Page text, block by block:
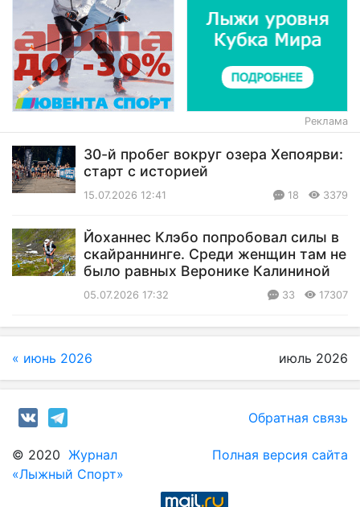
Реклама
30-й пробег вокруг озера Хепоярви:
старт с историей
15.07.2026 12:41 18 3379
Йоханнес Клэбо попробовал силы в
скайраннинге. Среди женщин там не
было равных Веронике Калининой
05.07.2026 17:32 33 17307
« июнь 2026 июль 2026
Обратная связь
© 2020 Журнал
«Лыжный Спорт»
Полная версия сайта